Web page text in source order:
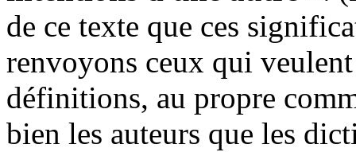
de ce texte que ces
renvoyons ceux qui
définitions, au propre
bien les auteurs que les